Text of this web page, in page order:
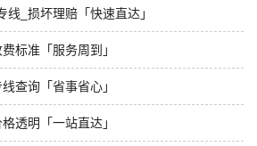
_损坏理赔「快速直达」
标准「服务周到」
查询「省事省心」
透明「一站直达」